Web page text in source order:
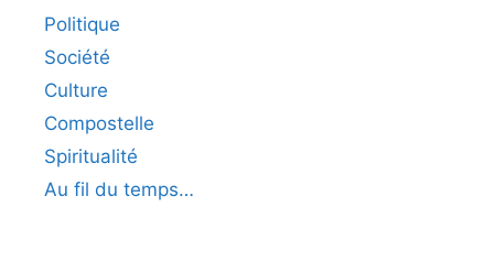
Politique
Société
Culture
Compostelle
Spiritualité
Au fil du temps…